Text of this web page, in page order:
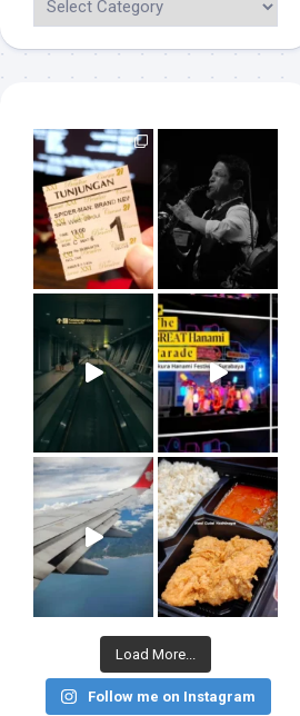
Load More...
Follow me on Instagram